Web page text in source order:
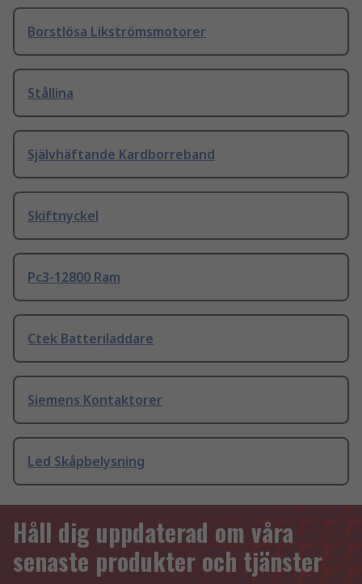
Borstlösa Likströmsmotorer
Stållina
Självhäftande Kardborreband
Skiftnyckel
Pc3-12800 Ram
Ctek Batteriladdare
Siemens Kontaktorer
Led Skåpbelysning
Håll dig uppdaterad om våra
senaste produkter och tjänster